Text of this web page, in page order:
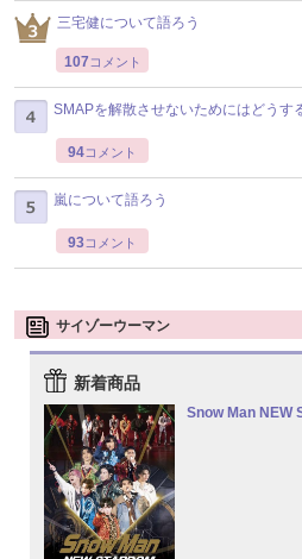
三宅健について語ろう
107 コメント
SMAPを解散させないためにはどうす
94コメント
嵐について語ろう
93コメント
サイゾーウーマン
新着商品
Snow Man NEW